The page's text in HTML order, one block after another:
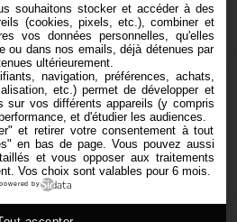
souhaitons stocker et accéder à des
(cookies, pixels, etc.), combiner et
vos données personnelles, qu'elles
ou dans nos emails, déjà détenues par
ultérieurement.
navigation, préférences, achats,
etc.) permet de développer et
sur vos différents appareils (y compris
et d'étudier les audiences.
et retirer votre consentement à tout
en bas de page. Vous pouvez aussi
et vous opposer aux traitements
Vos choix sont valables pour 6 mois.
powered by